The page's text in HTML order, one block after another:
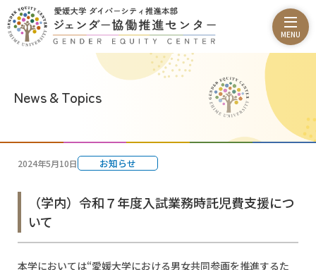
News & Topics
2024年5月10日 お知らせ
（学内）令和７年度入試業務時託児費支援につ
いて
本学においては“愛媛大学における男女共同参画を推進するた